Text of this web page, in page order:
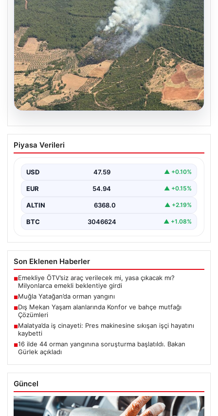
Muğla Yatağan’da orman yangını
Piyasa Verileri
USD 47.59 ▲ +0.10%
EUR 54.94 ▲ +0.15%
ALTIN 6368.0 ▲ +2.19%
BTC 3046624 ▲ +1.08%
Son Eklenen Haberler
■Emekliye ÖTV’siz araç verilecek mi, yasa çıkacak mı?
Milyonlarca emekli beklentiye girdi
■Muğla Yatağan’da orman yangını
■Dış Mekan Yaşam alanlarında Konfor ve bahçe mutfağı
Çözümleri
■Malatya’da iş cinayeti: Pres makinesine sıkışan işçi hayatını
kaybetti
■16 ilde 44 orman yangınına soruşturma başlatıldı. Bakan
Gürlek açıkladı
Güncel